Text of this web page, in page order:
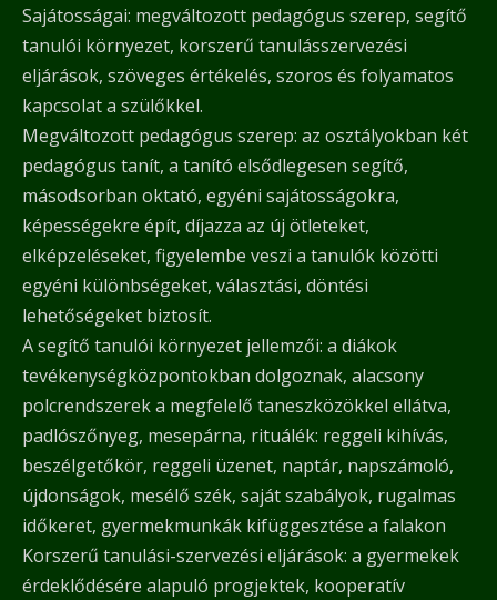
Sajátosságai: megváltozott pedagógus szerep, segítő
tanulói környezet, korszerű tanulásszervezési
eljárások, szöveges értékelés, szoros és folyamatos
kapcsolat a szülőkkel.
Megváltozott pedagógus szerep: az osztályokban két
pedagógus tanít, a tanító elsődlegesen segítő,
másodsorban oktató, egyéni sajátosságokra,
képességekre épít, díjazza az új ötleteket,
elképzeléseket, figyelembe veszi a tanulók közötti
egyéni különbségeket, választási, döntési
lehetőségeket biztosít.
A segítő tanulói környezet jellemzői: a diákok
tevékenységközpontokban dolgoznak, alacsony
polcrendszerek a megfelelő taneszközökkel ellátva,
padlószőnyeg, mesepárna, rituálék: reggeli kihívás,
beszélgetőkör, reggeli üzenet, naptár, napszámoló,
újdonságok, mesélő szék, saját szabályok, rugalmas
időkeret, gyermekmunkák kifüggesztése a falakon
Korszerű tanulási-szervezési eljárások: a gyermekek
érdeklődésére alapuló progjektek, kooperatív